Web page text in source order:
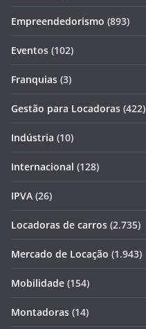
Empreendedorismo (893)
Eventos (102)
Franquias (3)
Gestão para Locadoras (422)
Indústria (10)
Internacional (128)
IPVA (26)
Locadoras de carros (2.735)
Mercado de Locação (1.943)
Mobilidade (154)
Montadoras (14)